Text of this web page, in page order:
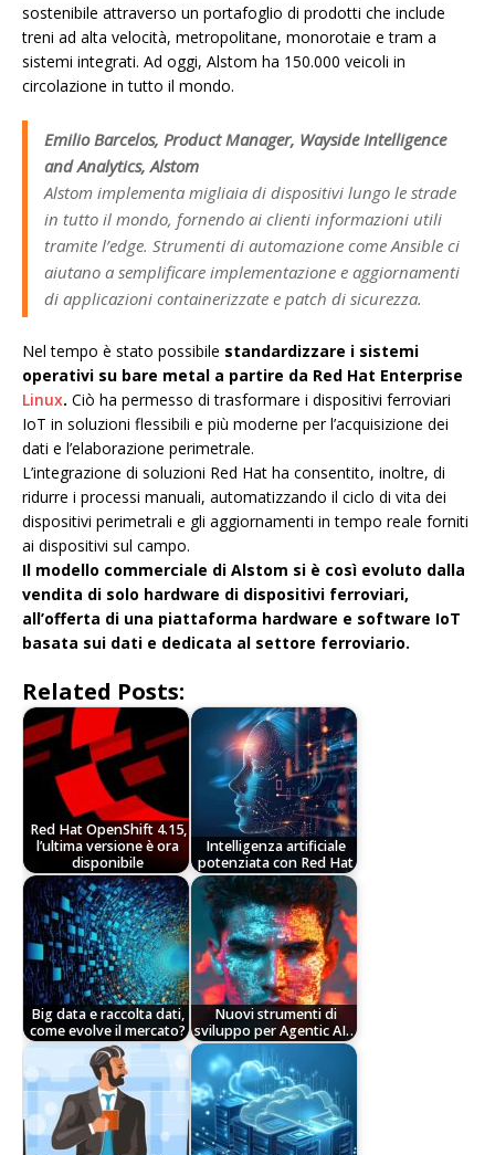
sostenibile attraverso un portafoglio di prodotti che include
treni ad alta velocità, metropolitane, monorotaie e tram a
sistemi integrati. Ad oggi, Alstom ha 150.000 veicoli in
circolazione in tutto il mondo.
Emilio Barcelos, Product Manager, Wayside Intelligence
and Analytics, Alstom
Alstom implementa migliaia di dispositivi lungo le strade
in tutto il mondo, fornendo ai clienti informazioni utili
tramite l’edge. Strumenti di automazione come Ansible ci
aiutano a semplificare implementazione e aggiornamenti
di applicazioni containerizzate e patch di sicurezza.
Nel tempo è stato possibile standardizzare i sistemi
operativi su bare metal a partire da Red Hat Enterprise
Linux. Ciò ha permesso di trasformare i dispositivi ferroviari
IoT in soluzioni flessibili e più moderne per l’acquisizione dei
dati e l’elaborazione perimetrale.
L’integrazione di soluzioni Red Hat ha consentito, inoltre, di
ridurre i processi manuali, automatizzando il ciclo di vita dei
dispositivi perimetrali e gli aggiornamenti in tempo reale forniti
ai dispositivi sul campo.
Il modello commerciale di Alstom si è così evoluto dalla
vendita di solo hardware di dispositivi ferroviari,
all’offerta di una piattaforma hardware e software IoT
basata sui dati e dedicata al settore ferroviario.
Related Posts:
Red Hat OpenShift 4.15,
l’ultima versione è ora
disponibile
Intelligenza artificiale
potenziata con Red Hat
Big data e raccolta dati,
come evolve il mercato?
Nuovi strumenti di
sviluppo per Agentic AI…